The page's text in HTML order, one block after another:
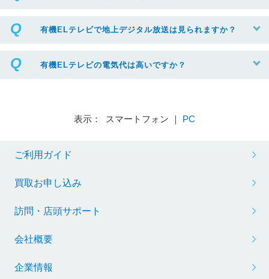
有機ELテレビで地上デジタル放送は見られますか？
有機ELテレビの電気代は高いですか？
表示： スマートフォン ｜ PC
ご利用ガイド
買取お申し込み
訪問・店頭サポート
会社概要
企業情報